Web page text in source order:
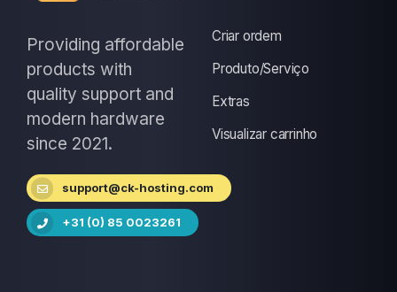
Providing affordable
products with
quality support and
modern hardware
since 2021.
support@ck-hosting.com
+31 (0) 85 0023261
Criar ordem
Produto/Serviço
Extras
Visualizar carrinho